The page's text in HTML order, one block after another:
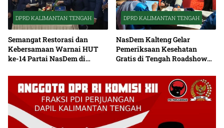
DPRD KALIMANTAN TENGAH
Semangat Restorasi dan
Kebersamaan Warnai HUT
ke-14 Partai NasDem di
DPRD KALIMANTAN TENGAH
NasDem Kalteng Gelar
Pemeriksaan Kesehatan
Gratis di Tengah Roadshow